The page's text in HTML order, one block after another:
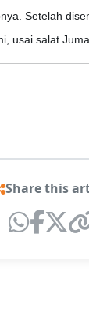
Setelah
usai salat
Share this